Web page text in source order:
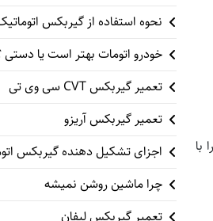
با
نحوه استفاده از گیربکس
خودرو اتومات بهتر است یا دستی
تعمیر گیربکس CVT سی وی تی
تعمیر گیربکس آریزو
اجزای تشکیل دهنده گیربکس
چرا ماشین روشن نمیشه
تعمیر گیربکس لیفان